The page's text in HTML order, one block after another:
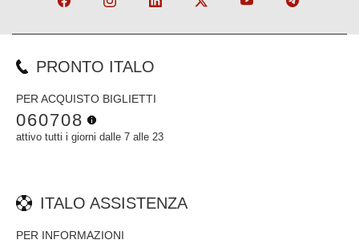
PRONTO ITALO
PER ACQUISTO BIGLIETTI
060708
attivo tutti i giorni dalle 7 alle 23
ITALO ASSISTENZA
PER INFORMAZIONI